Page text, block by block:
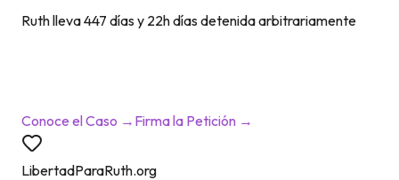
Ruth lleva447 días y 22hdías detenida arbitrariamente
Conoce el Caso → Firma la Petición →
LibertadParaRuth.org